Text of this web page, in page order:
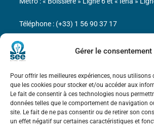
Gérer le consentement
Pour offrir les meilleures expériences, nous utilisons
que les cookies pour stocker et/ou accéder aux
Le fait de consentir à ces technologies nous
données telles que le comportement de navigation
site. Le fait de ne pas consentir ou de retirer son
un effet négatif sur certaines caractéristiques et
Bicentenaire des découvertes
Marie Ampère
Mentions légales
Téléphone : (+33) 1 56 90 37 17
N° de SIREN : 785 393 232, Code APE :
communautaire : FR44 785 393 232